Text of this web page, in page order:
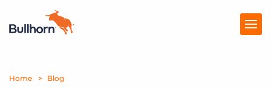
Producten
Home Blog